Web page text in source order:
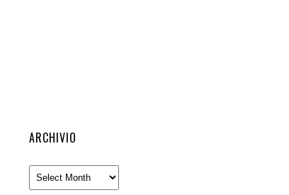
ARCHIVIO
Archivio